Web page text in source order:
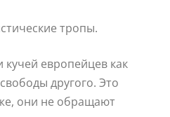
тропы.
европейцев как
другого. Это
они не обращают